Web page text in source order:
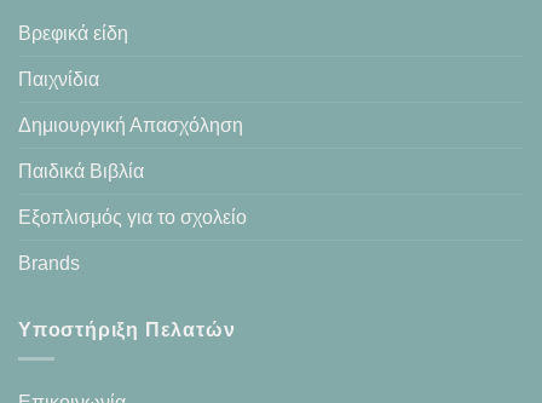
Βρεφικά είδη
Παιχνίδια
Δημιουργική Απασχόληση
Παιδικά Βιβλία
Εξοπλισμός για το σχολείο
Brands
Υποστήριξη Πελατών